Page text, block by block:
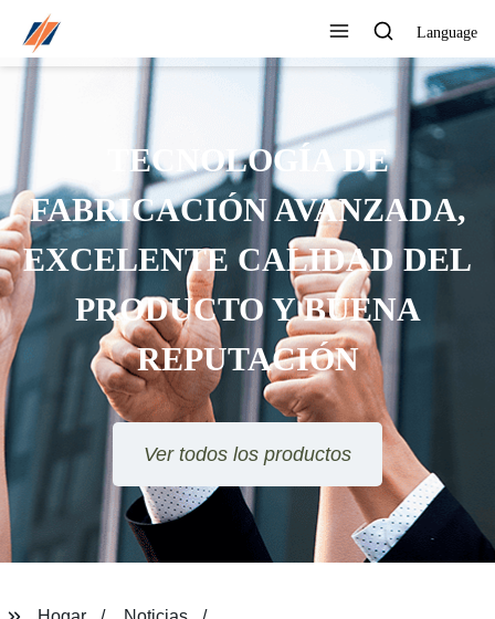
Language
TECNOLOGÍA DE
FABRICACIÓN AVANZADA,
EXCELENTE CALIDAD DEL
PRODUCTO Y BUENA
REPUTACIÓN
Ver todos los productos